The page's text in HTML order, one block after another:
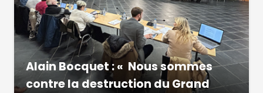
Alain Bocquet : « Nous sommes
contre la destruction du Grand